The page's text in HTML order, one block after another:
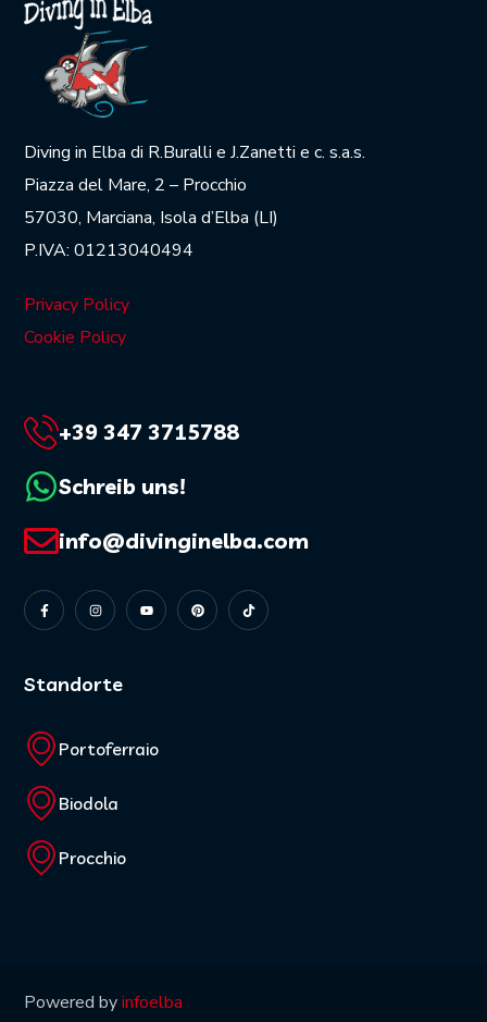
Diving in Elba di R.Buralli e J.Zanetti e c. s.a.s.
Piazza del Mare, 2 – Procchio
57030, Marciana, Isola d’Elba (LI)
P.IVA: 01213040494
Privacy Policy
Cookie Policy
+39 347 3715788
Schreib uns!
info@divinginelba.com
Standorte
Portoferraio
Biodola
Procchio
Powered byinfoelba